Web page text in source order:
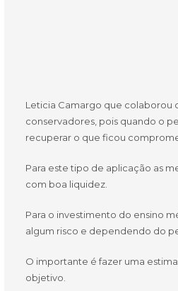
Leticia Camargo que colaborou
conservadores, pois quando o
recuperar o que ficou
Para este tipo de aplicação as
com boa liquidez.
Para o investimento do ensino
algum risco e dependendo do
O importante é fazer uma
objetivo.